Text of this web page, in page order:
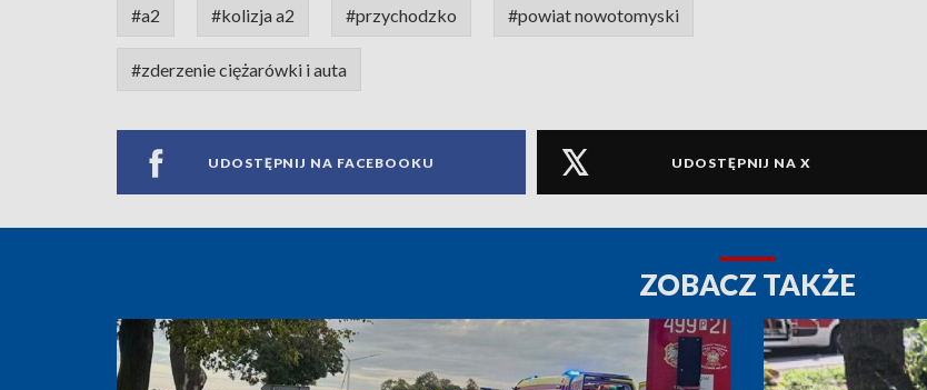
#a2 #kolizja a2 #przychodzko #powiat nowotomyski
#zderzenie ciężarówki i auta
UDOSTĘPNIJ NA FACEBOOKU UDOSTĘPNIJ NA X
ZOBACZ TAKŻE